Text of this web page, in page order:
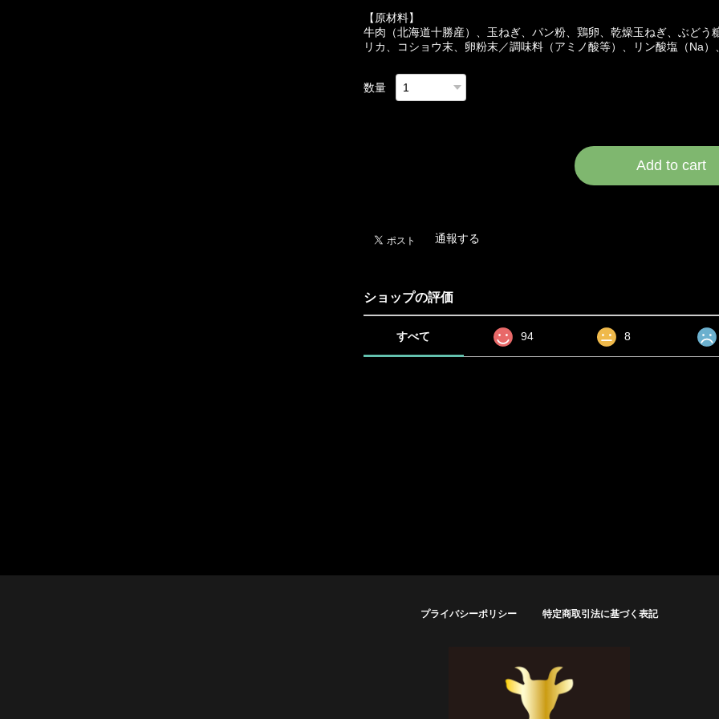
【原材料】
牛肉（北海道十勝産）、玉ねぎ、パン粉、鶏卵、乾燥玉ねぎ、ぶど
リカ、コショウ末、卵粉末／調味料（アミノ酸等）、リン酸塩（Na
数量
Add to cart
通報する
ショップの評価
すべて 94 8
プライバシーポリシー 特定商取引法に基づく表記